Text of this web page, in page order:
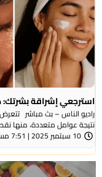
استرجعي إشراقة بشرتك:
راديو الناس – بث مباشر تتعرض
نتيجة عوامل متعددة، منها نقص
10 سبتمبر 2025 | 7:51 مساءً